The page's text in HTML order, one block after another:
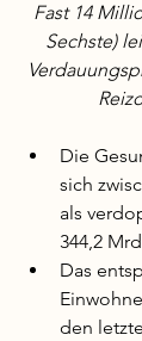
Fast 14
Sechste)
Die
sich
als
344,2
Das
den